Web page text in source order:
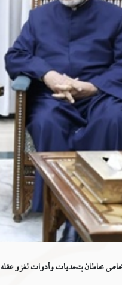
محاطان بتحديات وأدوات لغزو عقله